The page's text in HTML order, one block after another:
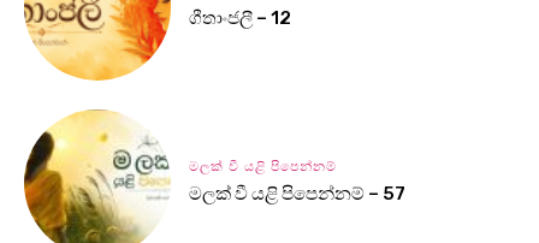
ගීතාංජලී – 12
මලක් වී යළි පිපෙන්නම්
මලක් වී යළි පිපෙන්නම් – 57